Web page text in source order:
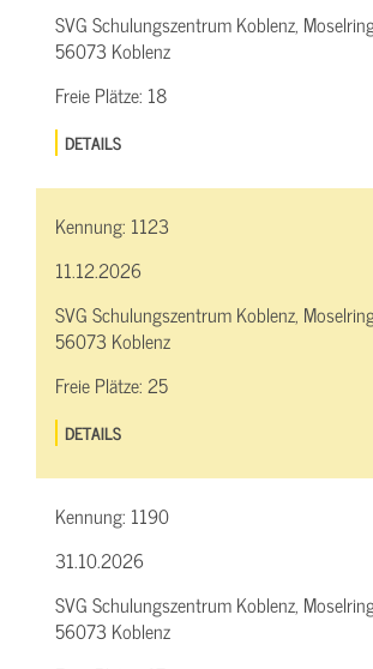
SVG Schulungszentrum Koblenz,
56073 Koblenz
Freie Plätze: 18
DETAILS
Kennung: 1123
11.12.2026
SVG Schulungszentrum Koblenz,
56073 Koblenz
Freie Plätze:25
DETAILS
Kennung: 1190
31.10.2026
SVG Schulungszentrum Koblenz,
56073 Koblenz